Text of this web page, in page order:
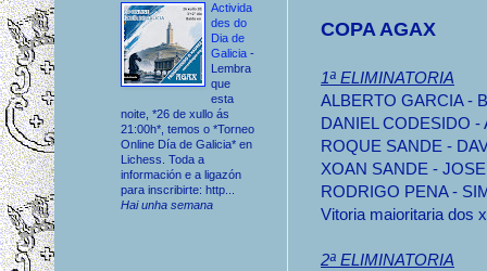
COPA AGAX
1ª ELIMINATORIA
ALBERTO GARCIA -
DANIEL CODESIDO -
ROQUE SANDE -
XOAN SANDE -
RODRIGO PENA -
Vitoria maioritaria dos
2ª ELIMINATORIA
Activida
des do
Dia de
Galicia -
Lembra
que
esta
noite, *26 de xullo ás
21:00h*, temos o *Torneo
Online Día de Galicia* en
Lichess. Toda a
información e a ligazón
para inscribirte: http...
Hai unha semana